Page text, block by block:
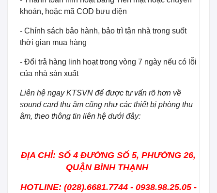
khoản, hoặc mã COD bưu điện
- Chính sách bảo hành, bảo trì tận nhà trong suốt
thời gian mua hàng
- Đổi trả hàng linh hoạt trong vòng 7 ngày nếu có lỗi
của nhà sản xuất
Liên hệ ngay KTSVN để được tư vấn rõ hơn về
sound card thu âm cũng như các thiết bị phòng thu
âm, theo thông tin liên hệ dưới đây:
ĐỊA CHỈ: SỐ 4 ĐƯỜNG SỐ 5, PHƯỜNG 26,
QUẬN BÌNH THẠNH
HOTLINE: (028).6681.7744 - 0938.98.25.05 -